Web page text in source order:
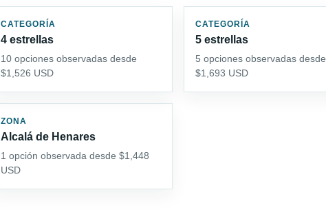
CATEGORÍA
4 estrellas
10 opciones observadas desde
$1,526 USD
CATEGORÍA
5 estrellas
5 opciones observadas desde
$1,693 USD
ZONA
Alcalá de Henares
1 opción observada desde $1,448
USD